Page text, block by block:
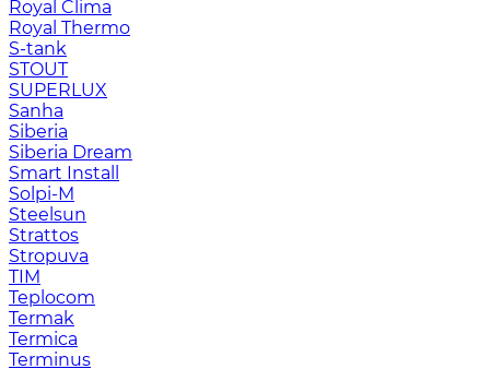
Royal Clima
Royal Thermo
S-tank
STOUT
SUPERLUX
Sanha
Siberia
Siberia Dream
Smart Install
Solpi-M
Steelsun
Strattos
Stropuva
TIM
Teplocom
Termak
Termica
Terminus